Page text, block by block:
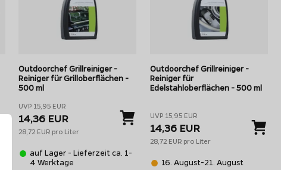
Outdoorchef Grillreiniger -
Reiniger für Grilloberflächen -
500 ml
UVP 15,95 EUR
14,36 EUR
28,72 EUR pro Liter
auf Lager - Lieferzeit ca. 1-
4 Werktage
Outdoorchef Grillreiniger -
Reiniger für
Edelstahloberflächen - 500 ml
UVP 15,95 EUR
14,36 EUR
28,72 EUR pro Liter
16. August-21. August